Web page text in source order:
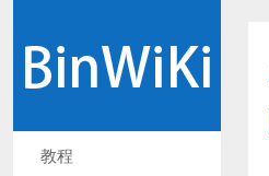
教程